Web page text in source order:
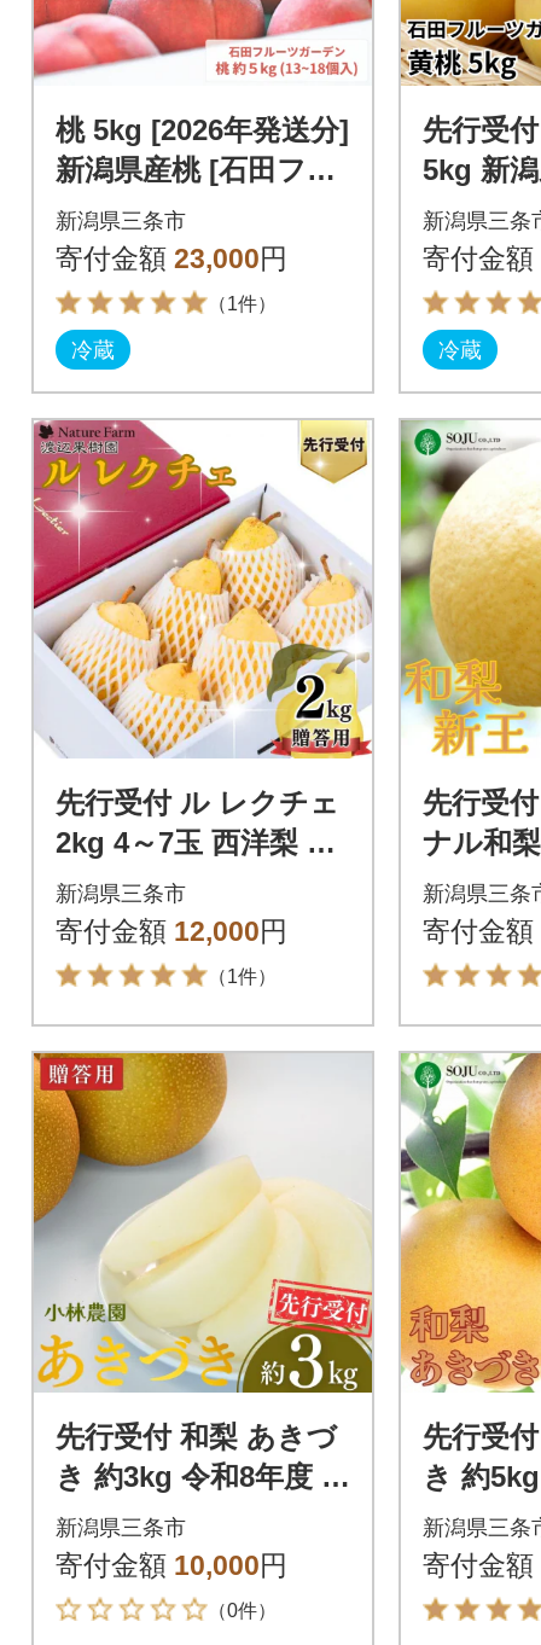
桃 5kg [2026年発送分]
新潟県産桃 [石田フル
ーツガーデン] 【017P
021】
新潟県三条市
寄付金額 23,000円
（1件）
冷蔵
先行受
5kg 新
田フル
【
新潟県三条
寄付金額
冷蔵
先行受付 ル レクチェ
2kg 4～7玉 西洋梨 贈
答用 洋梨 [渡辺果樹
園] 【011S075】
新潟県三条市
寄付金額 12,000円
（1件）
先行受
ナル和
令和8年
6P041】
新潟県三条
寄付金額
先行受付 和梨 あきづ
き 約3kg 令和8年度 新
潟県三条市産 梨 [小林
農園]【010S748】
新潟県三条市
寄付金額 10,000円
（0件）
先行受
き 約
潟県【
新潟県三条
寄付金額